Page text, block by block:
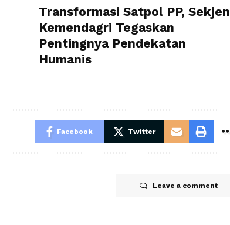
Transformasi Satpol PP, Sekjen
Kemendagri Tegaskan
Pentingnya Pendekatan
Humanis
Facebook Twitter
Leave a comment